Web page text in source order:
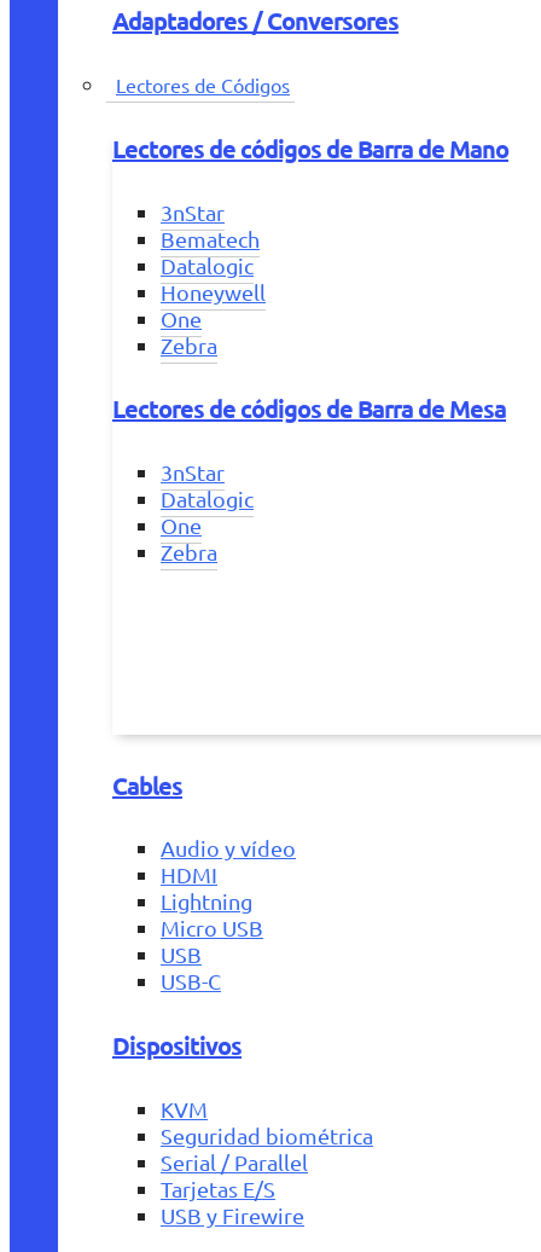
Adaptadores / Conversores
Lectores de Códigos
Lectores de códigos de Barra de Mano
3nStar
Bematech
Datalogic
Honeywell
One
Zebra
Lectores de códigos de Barra de Mesa
3nStar
Datalogic
One
Zebra
Cables
Audio y vídeo
HDMI
Lightning
Micro USB
USB
USB-C
Dispositivos
KVM
Seguridad biométrica
Serial / Parallel
Tarjetas E/S
USB y Firewire